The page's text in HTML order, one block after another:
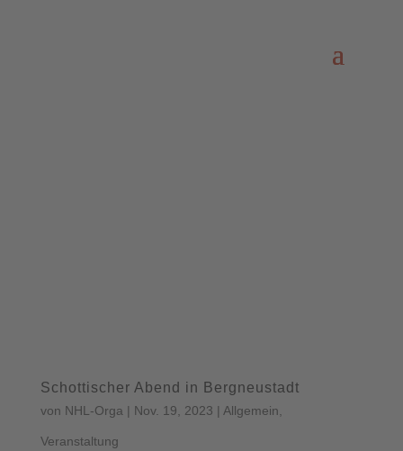
Schottischer Abend in Bergneustadt
von NHL-Orga | Nov. 19, 2023 | Allgemein
Veranstaltung